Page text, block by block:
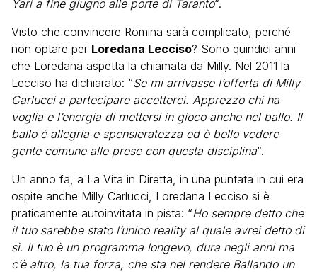
Yari a fine giugno alle porte di Taranto“.
Visto che convincere Romina sarà complicato, perché
non optare per Loredana Lecciso? Sono quindici anni
che Loredana aspetta la chiamata da Milly. Nel 2011 la
Lecciso ha dichiarato: “Se mi arrivasse l’offerta di Milly
Carlucci a partecipare accetterei. Apprezzo chi ha
voglia e l’energia di mettersi in gioco anche nel ballo. Il
ballo è allegria e spensieratezza ed è bello vedere
gente comune alle prese con questa disciplina“.
Un anno fa, a La Vita in Diretta, in una puntata in cui era
ospite anche Milly Carlucci, Loredana Lecciso si è
praticamente autoinvitata in pista: “Ho sempre detto che
il tuo sarebbe stato l’unico reality al quale avrei detto di
sì. Il tuo è un programma longevo, dura negli anni ma
c’è altro, la tua forza, che sta nel rendere Ballando un